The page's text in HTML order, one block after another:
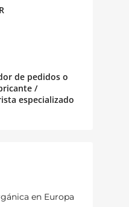
de pedidos o
/
especializado
en Europa